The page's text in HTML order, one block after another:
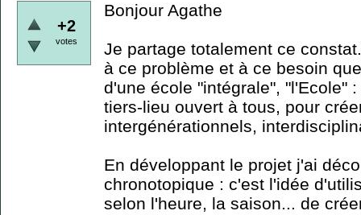
+2
votes
Bonjour Agathe
Je partage totalement ce
à ce problème et à ce besoin
d'une école "intégrale", "l'Ecole"
tiers-lieu ouvert à tous, pour
intergénérationnels,
En développant le projet j'ai
chronotopique : c'est l'idée
selon l'heure, la saison... de